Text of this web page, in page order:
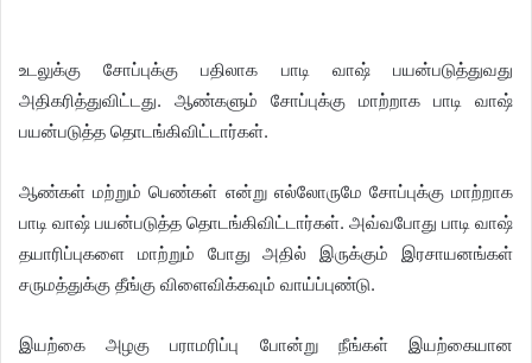
உடலுக்கு சோப்புக்கு பதிலாக பாடி வாஷ் பயன்படுத்துவது
அதிகரித்துவிட்டது. ஆண்களும் சோப்புக்கு மாற்றாக பாடி வாஷ்
பயன்படுத்த தொடங்கிவிட்டார்கள்.
ஆண்கள் மற்றும் பெண்கள் என்று எல்லோருமே சோப்புக்கு மாற்றாக
பாடி வாஷ் பயன்படுத்த தொடங்கிவிட்டார்கள். அவ்வபோது பாடி வாஷ்
தயாரிப்புகளை மாற்றும் போது அதில் இருக்கும் இரசாயனங்கள்
சருமத்துக்கு தீங்கு விளைவிக்கவும் வாய்ப்புண்டு.
இயற்கை அழகு பராமரிப்பு போன்று நீங்கள் இயற்கையான